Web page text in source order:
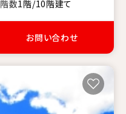
階数1階/10階建て
お問い合わせ